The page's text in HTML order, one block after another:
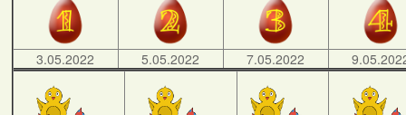
3.05.2022 5.05.2022 7.05.2022